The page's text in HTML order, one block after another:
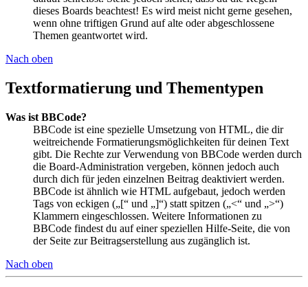
dieses Boards beachtest! Es wird meist nicht gerne gesehen,
wenn ohne triftigen Grund auf alte oder abgeschlossene
Themen geantwortet wird.
Nach oben
Textformatierung und Thementypen
Was ist BBCode?
BBCode ist eine spezielle Umsetzung von HTML, die dir
weitreichende Formatierungsmöglichkeiten für deinen Text
gibt. Die Rechte zur Verwendung von BBCode werden durch
die Board-Administration vergeben, können jedoch auch
durch dich für jeden einzelnen Beitrag deaktiviert werden.
BBCode ist ähnlich wie HTML aufgebaut, jedoch werden
Tags von eckigen („[“ und „]“) statt spitzen („<“ und „>“)
Klammern eingeschlossen. Weitere Informationen zu
BBCode findest du auf einer speziellen Hilfe-Seite, die von
der Seite zur Beitragserstellung aus zugänglich ist.
Nach oben